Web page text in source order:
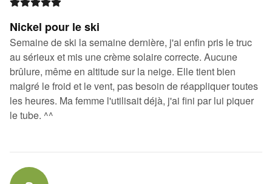
Nickel pour le ski
Semaine de ski la semaine dernière, j'ai enfin pris le truc
au sérieux et mis une crème solaire correcte. Aucune
brûlure, même en altitude sur la neige. Elle tient bien
malgré le froid et le vent, pas besoin de réappliquer toutes
les heures. Ma femme l'utilisait déjà, j'ai fini par lui piquer
le tube. ^^